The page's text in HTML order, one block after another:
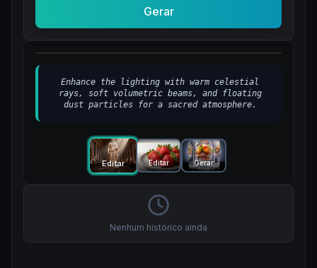
Gerar
Depois
Enhance the lighting with warm celestial
rays, soft volumetric beams, and floating
dust particles for a sacred atmosphere.
Editar Editar Gerar
Nenhum histórico ainda